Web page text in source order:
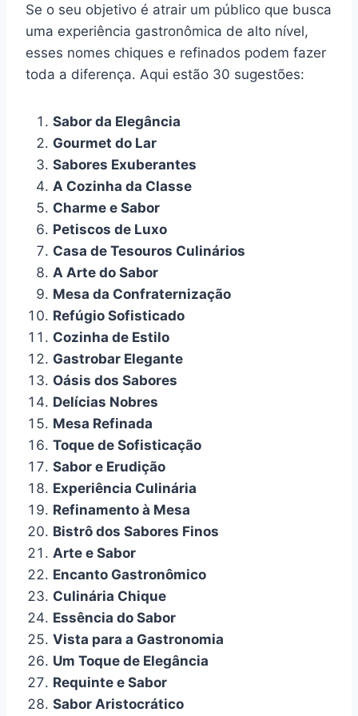
Se o seu objetivo é atrair um público que busca
uma experiência gastronômica de alto nível,
esses nomes chiques e refinados podem fazer
toda a diferença. Aqui estão 30 sugestões:
Sabor da Elegância
Gourmet do Lar
Sabores Exuberantes
A Cozinha da Classe
Charme e Sabor
Petiscos de Luxo
Casa de Tesouros Culinários
A Arte do Sabor
Mesa da Confraternização
Refúgio Sofisticado
Cozinha de Estilo
Gastrobar Elegante
Oásis dos Sabores
Delícias Nobres
Mesa Refinada
Toque de Sofisticação
Sabor e Erudição
Experiência Culinária
Refinamento à Mesa
Bistrô dos Sabores Finos
Arte e Sabor
Encanto Gastronômico
Culinária Chique
Essência do Sabor
Vista para a Gastronomia
Um Toque de Elegância
Requinte e Sabor
Sabor Aristocrático